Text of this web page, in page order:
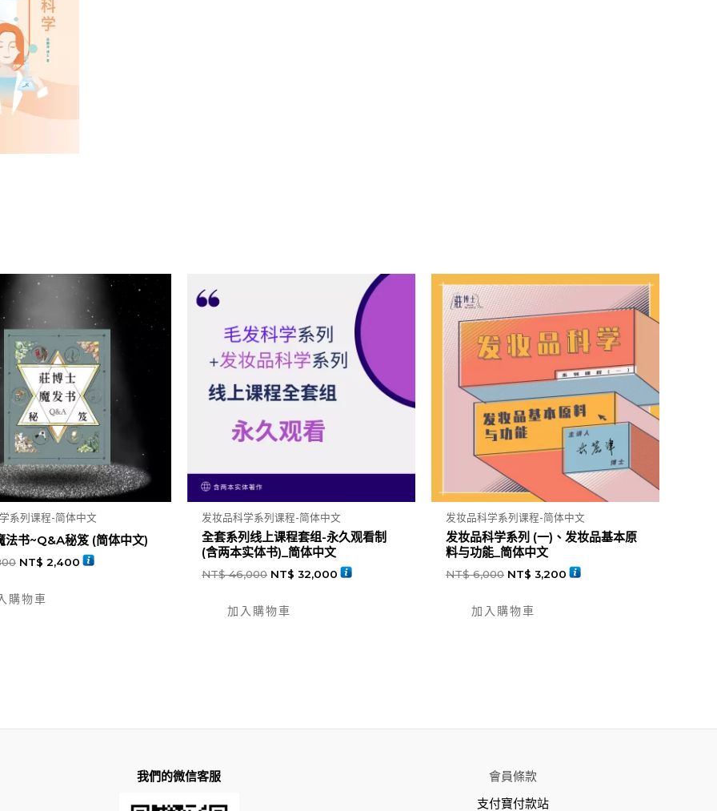
系列课程-简体中文
法书~Q&A秘笈 (简体中文)
NT$ 2,400
購物車
发妆品科学系列课程-简体中文
全套系列线上课程套组-永久观看制
(含两本实体书)_简体中文
NT$46,000 NT$ 32,000
加入購物車
发妆品科学系列课程-简体中文
发妆品科学系列 (一)、发妆品基本原
料与功能_简体中文
NT$6,000 NT$ 3,200
加入購物車
我們的微信客服
會員條款
支付寶付款站